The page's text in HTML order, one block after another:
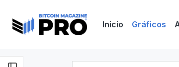
Inicio Gráficos